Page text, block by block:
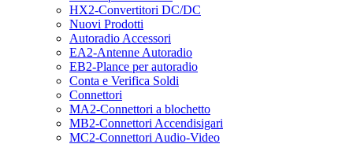
HX2-Convertitori DC/DC
Nuovi Prodotti
Autoradio Accessori
EA2-Antenne Autoradio
EB2-Plance per autoradio
Conta e Verifica Soldi
Connettori
MA2-Connettori a blochetto
MB2-Connettori Accendisigari
MC2-Connettori Audio-Video